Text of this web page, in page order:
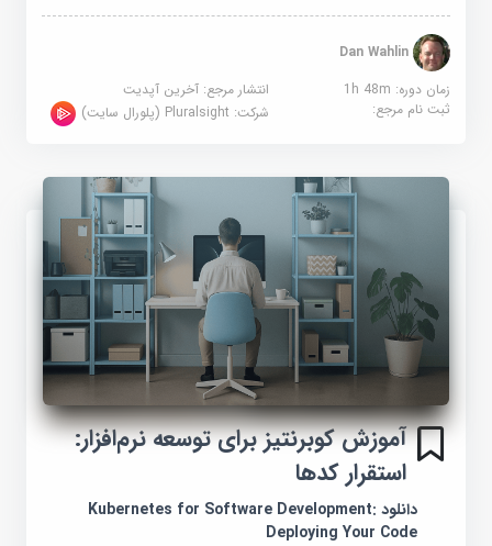
Dan Wahlin
زمان دوره: 1h 48m
انتشار مرجع:آخرین آپدیت
ثبت نام مرجع:
شرکت:Pluralsight (پلورال سایت)
آموزش کوبرنتیز برای توسعه نرم‌افزار:
استقرار کدها
دانلود Kubernetes for Software Development:
Deploying Your Code